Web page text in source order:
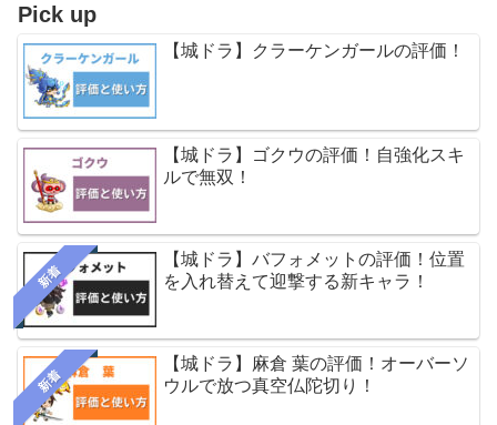
Pick up
【城ドラ】クラーケンガールの評価！
【城ドラ】ゴクウの評価！自強化スキ
ルで無双！
新着
【城ドラ】バフォメットの評価！位置
を入れ替えて迎撃する新キャラ！
新着
【城ドラ】麻倉 葉の評価！オーバーソ
ウルで放つ真空仏陀切り！